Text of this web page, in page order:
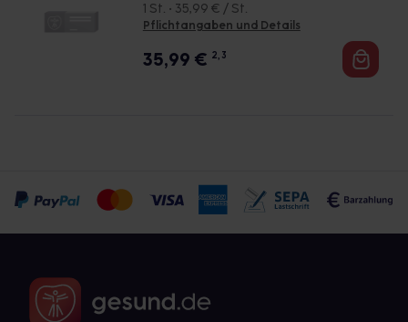
1 St. • 35,99 € / St.
Pflichtangaben und Details
35,99 € 2, 3